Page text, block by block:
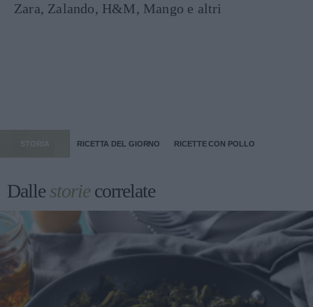
Zara, Zalando, H&M, Mango e altri
STORIA RICETTA DEL GIORNO RICETTE CON POLLO
Dallestoriecorrelate